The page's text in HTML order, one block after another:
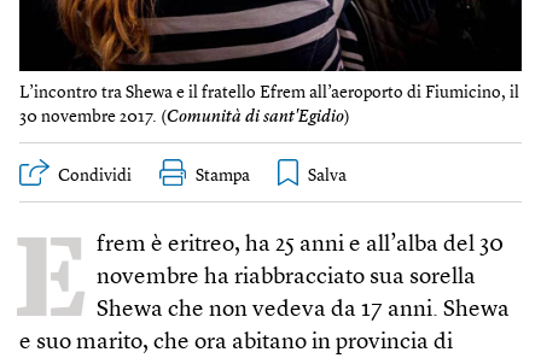
L’incontro tra Shewa e il fratello Efrem all’aeroporto di Fiumicino, il
30 novembre 2017. (Comunità di sant'Egidio)
Condividi Stampa
E frem è eritreo, ha 25 anni e all’alba del 30
novembre ha riabbracciato sua sorella
Shewa che non vedeva da 17 anni. Shewa
e suo marito, che ora abitano in provincia di